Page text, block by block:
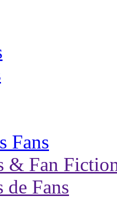
Fans
& Fan
de Fans